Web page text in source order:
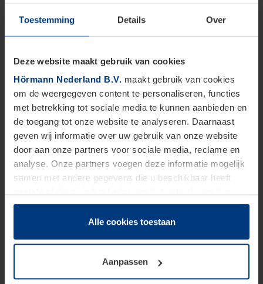
Toestemming Details Over
Deze website maakt gebruik van cookies
Hörmann Nederland B.V. maakt gebruik van cookies
om de weergegeven content te personaliseren, functies
met betrekking tot sociale media te kunnen aanbieden en
de toegang tot onze website te analyseren. Daarnaast
geven wij informatie over uw gebruik van onze website
door aan onze partners voor sociale media, reclame en
analyse. Onze partners voegen deze informatie mogelijk
samen met andere gegevens die u beschikbaar heeft
dienstverlening hebben verzameld.
Juridisch zijn wij gerechtigd om cookies op uw computer
onze pagina's absoluut noodzakelijk is. Voor alle andere
soorten cookies is uw toestemming vereist. Uw
toestemming kunt u op elk moment bij de uitleg van de
Alle cookies toestaan
Aanpassen